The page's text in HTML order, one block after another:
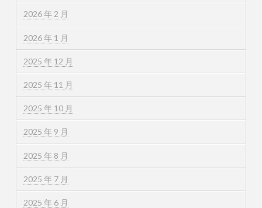
2026 年 2 月
2026 年 1 月
2025 年 12 月
2025 年 11 月
2025 年 10 月
2025 年 9 月
2025 年 8 月
2025 年 7 月
2025 年 6 月